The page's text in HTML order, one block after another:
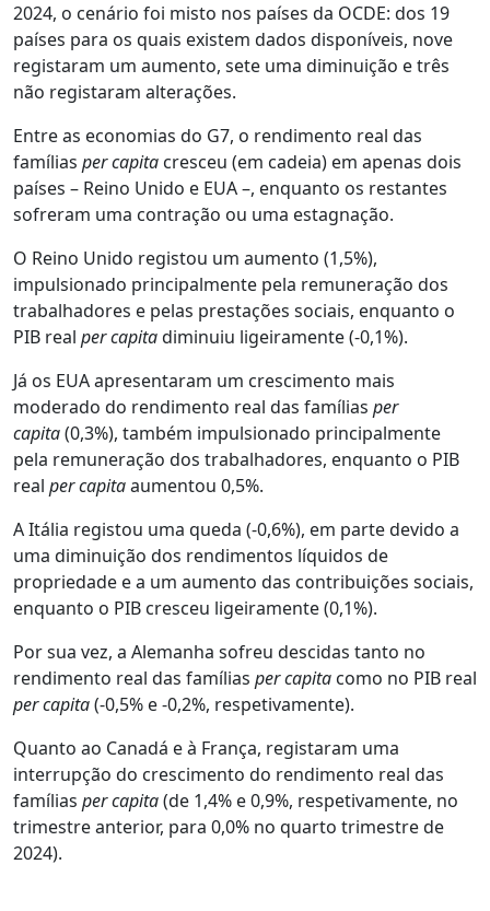
2024, o cenário foi misto nos países da OCDE: dos 19
países para os quais existem dados disponíveis, nove
registaram um aumento, sete uma diminuição e três
não registaram alterações.
Entre as economias do G7, o rendimento real das
famílias per capita cresceu (em cadeia) em apenas dois
países – Reino Unido e EUA –, enquanto os restantes
sofreram uma contração ou uma estagnação.
O Reino Unido registou um aumento (1,5%),
impulsionado principalmente pela remuneração dos
trabalhadores e pelas prestações sociais, enquanto o
PIB real per capitadiminuiu ligeiramente (-0,1%).
Já os EUA apresentaram um crescimento mais
moderado do rendimento real das famílias per
capita(0,3%), também impulsionado principalmente
pela remuneração dos trabalhadores, enquanto o PIB
real per capitaaumentou 0,5%.
A Itália registou uma queda (-0,6%), em parte devido a
uma diminuição dos rendimentos líquidos de
propriedade e a um aumento das contribuições sociais,
enquanto o PIB cresceu ligeiramente (0,1%).
Por sua vez, a Alemanha sofreu descidas tanto no
rendimento real das famílias per capita como no PIB real
per capita(-0,5% e -0,2%, respetivamente).
Quanto ao Canadá e à França, registaram uma
interrupção do crescimento do rendimento real das
famílias per capita(de 1,4% e 0,9%, respetivamente, no
trimestre anterior, para 0,0% no quarto trimestre de
2024).